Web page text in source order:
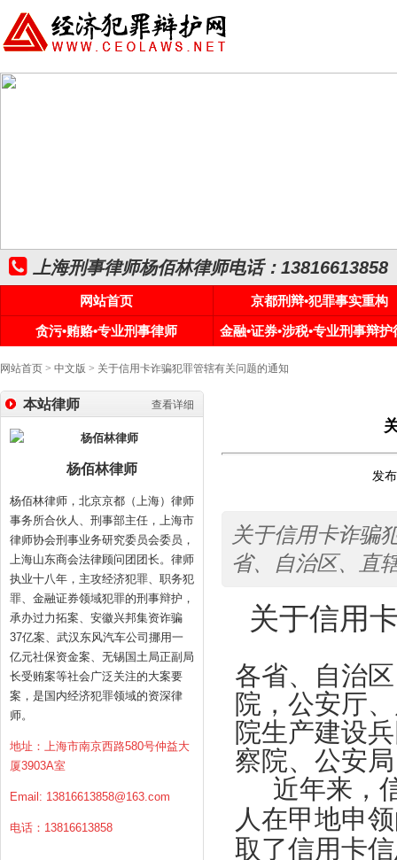
上海刑事律师杨佰林律师电话：13816613858
网站首页
京都刑辩•犯罪事实重构
贪污•贿赂•专业刑事律师
金融•证券•涉税•专业刑事辩护
网站首页 > 中文版 > 关于信用卡诈骗犯罪管辖有关问题的通知
查看详细
本站律师
杨佰林律师
杨佰林律师，北京京都（上海）律师
事务所合伙人、刑事部主任，上海市
律师协会刑事业务研究委员会委员，
上海山东商会法律顾问团团长。律师
执业十八年，主攻经济犯罪、职务犯
罪、金融证券领域犯罪的刑事辩护，
承办过力拓案、安徽兴邦集资诈骗
37亿案、武汉东风汽车公司挪用一
亿元社保资金案、无锡国土局正副局
长受贿案等社会广泛关注的大案要
案，是国内经济犯罪领域的资深律
师。
地址：上海市南京西路580号仲益大
厦3903A室
Email: 13816613858@163.com
电话：13816613858
发
关于信用卡诈骗
省、自治区、直
关于信用
各省、自治
院，公安厅
院生产建设
察院、公安
近年来，
人在甲地申
取了信用卡